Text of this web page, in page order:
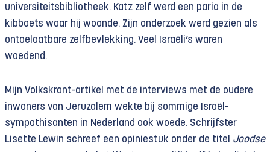
universiteitsbibliotheek. Katz zelf werd een paria in de
kibboets waar hij woonde. Zijn onderzoek werd gezien als
ontoelaatbare zelfbevlekking. Veel Israëli’s waren
woedend.
Mijn Volkskrant-artikel met de interviews met de oudere
inwoners van Jeruzalem wekte bij sommige Israël-
sympathisanten in Nederland ook woede. Schrijfster
Lisette Lewin schreef een opiniestuk onder de titel Joodse